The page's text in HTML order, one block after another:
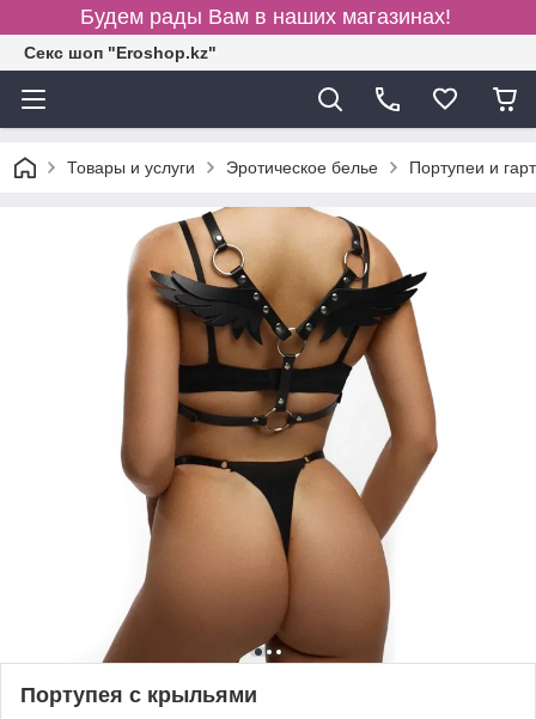
Будем рады Вам в наших магазинах!
Секс шоп "Eroshop.kz"
Товары и услуги Эротическое белье Портупеи и
Портупея с крыльями